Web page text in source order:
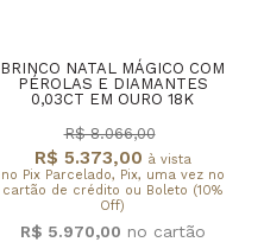
BRINCO NATAL MÁGICO COM
PÉROLAS E DIAMANTES
0,03CT EM OURO 18K
R$ 5.373,00 à vista
no Pix Parcelado, Pix, uma vez no
cartão de crédito ou Boleto (10%
Off)
R$ 8.066,00
R$ 5.970,00